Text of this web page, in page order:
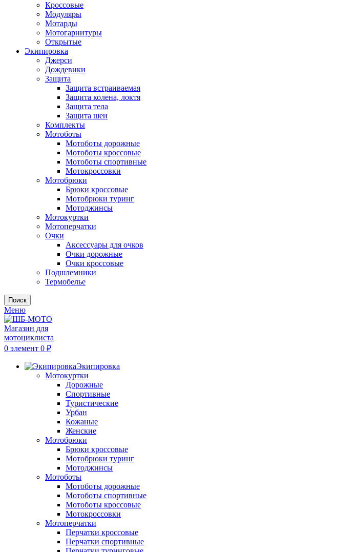
Кроссовые
Модуляры
Мотарды
Мотогарнитуры
Открытые
Экипировка
Джерси
Дождевики
Защита
Защита встраиваемая
Защита колена, локтя
Защита тела
Защита шеи
Комплекты
Мотоботы
Мотоботы дорожные
Мотоботы кроссовые
Мотоботы спортивные
Мотокроссовки
Мотобрюки
Брюки кроссовые
Мотобрюки туринг
Мотоджинсы
Мотокуртки
Мотоперчатки
Очки
Аксессуары для очков
Очки дорожные
Очки кроссовые
Подшлемники
Термобелье
Поиск
Меню
0 элемент 0 ₽
Экипировка
Мотокуртки
Дорожные
Спортивные
Туристические
Урбан
Кожаные
Женские
Мотобрюки
Брюки кроссовые
Мотобрюки туринг
Мотоджинсы
Мотоботы
Мотоботы дорожные
Мотоботы спортивные
Мотоботы кроссовые
Мотокроссовки
Мотоперчатки
Перчатки кроссовые
Перчатки спортивные